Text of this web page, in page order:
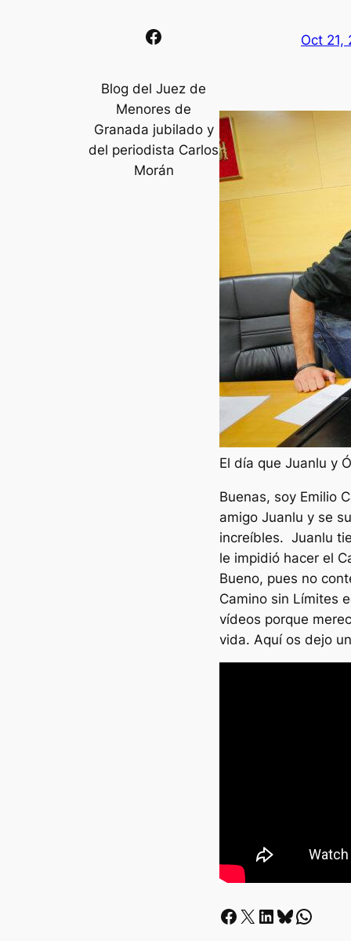
Facebook
Blog del Juez de
Menores de
Granada jubilado y
del periodista Carlos
Morán
Oct 21,
El día que Juanlu y
Buenas, soy Emilio
amigo Juanlu y se
increíbles. Juanlu
le impidió hacer el
Bueno, pues no
Camino sin Límites
vídeos porque
vida. Aquí os dejo
Facebook X LinkedIn Bluesky Whatsapp